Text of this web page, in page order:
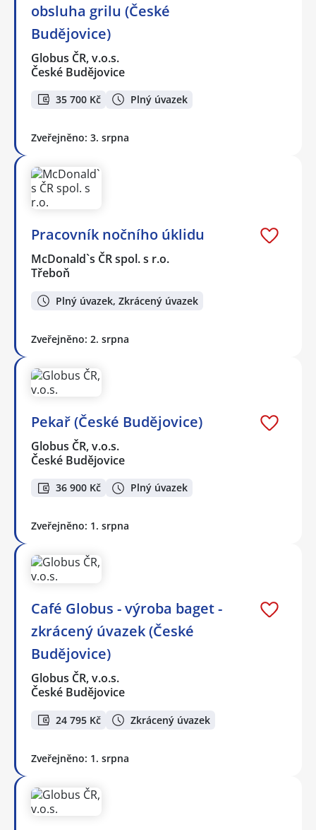
obsluha grilu (České
Budějovice)
Globus ČR, v.o.s.
České Budějovice
35 700 Kč Plný úvazek
Zveřejněno: 3. srpna
Pracovník nočního úklidu
McDonald`s ČR spol. s r.o.
Třeboň
Plný úvazek, Zkrácený úvazek
Zveřejněno: 2. srpna
Pekař (České Budějovice)
Globus ČR, v.o.s.
České Budějovice
36 900 Kč Plný úvazek
Zveřejněno: 1. srpna
Café Globus - výroba baget -
zkrácený úvazek (České
Budějovice)
Globus ČR, v.o.s.
České Budějovice
24 795 Kč Zkrácený úvazek
Zveřejněno: 1. srpna